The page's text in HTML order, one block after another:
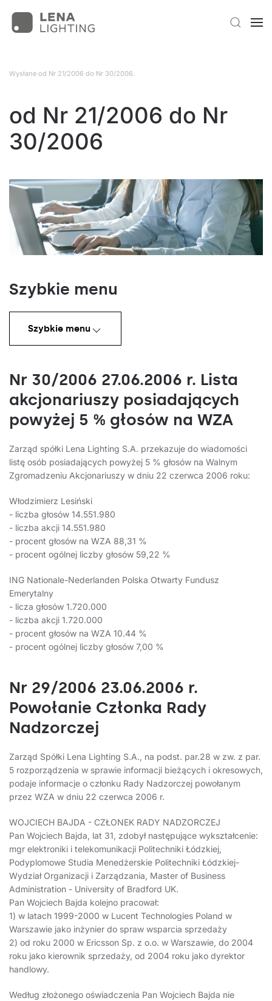
Wysłane od Nr 21/2006 do Nr 30/2006.
od Nr 21/2006 do Nr
30/2006
Szybkie menu
Szybkie menu
Nr 30/2006 27.06.2006 r. Lista
akcjonariuszy posiadających
powyżej 5 % głosów na WZA
Zarząd spółki Lena Lighting S.A. przekazuje do wiadomości
listę osób posiadających powyżej 5 % głosów na Walnym
Zgromadzeniu Akcjonariuszy w dniu 22 czerwca 2006 roku:
Włodzimierz Lesiński
- liczba głosów 14.551.980
- liczba akcji 14.551.980
- procent głosów na WZA 88,31 %
- procent ogólnej liczby głosów 59,22 %
ING Nationale-Nederlanden Polska Otwarty Fundusz
Emerytalny
- licza głosów 1.720.000
- liczba akcji 1.720.000
- procent głosów na WZA 10.44 %
- procent ogólnej liczby głosów 7,00 %
Nr 29/2006 23.06.2006 r.
Powołanie Członka Rady
Nadzorczej
Zarząd Spółki Lena Lighting S.A., na podst. par.28 w zw. z par.
5 rozporządzenia w sprawie informacji bieżących i okresowych,
podaje informacje o członku Rady Nadzorczej powołanym
przez WZA w dniu 22 czerwca 2006 r.
WOJCIECH BAJDA - CZŁONEK RADY NADZORCZEJ
Pan Wojciech Bajda, lat 31, zdobył następujące wykształcenie:
mgr elektroniki i telekomunikacji Politechniki Łódzkiej,
Podyplomowe Studia Menedżerskie Politechniki Łódzkiej-
Wydział Organizacji i Zarządzania, Master of Business
Administration - University of Bradford UK.
Pan Wojciech Bajda kolejno pracował:
1) w latach 1999-2000 w Lucent Technologies Poland w
Warszawie jako inżynier do spraw wsparcia sprzedaży
2) od roku 2000 w Ericsson Sp. z o.o. w Warszawie, do 2004
roku jako kierownik sprzedaży, od 2004 roku jako dyrektor
handlowy.
Według złożonego oświadczenia Pan Wojciech Bajda nie